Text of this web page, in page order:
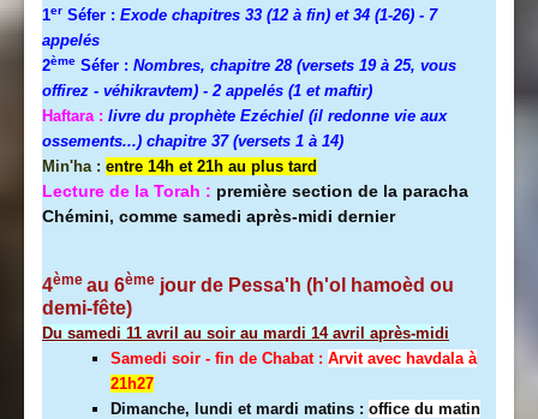
1er Séfer : Exode chapitres 33 (12 à fin) et 34 (1-26) - 7
appelés
2ème Séfer : Nombres, chapitre 28 (versets 19 à 25, vous
offirez - véhikravtem) - 2 appelés (1 et maftir)
Haftara : livre du prophète Ezéchiel (il redonne vie aux
ossements...) chapitre 37 (versets 1 à 14)
Min'ha : entre 14h et 21h au plus tard
Lecture de la Torah : première section de la paracha
Chémini, comme samedi après-midi dernier
4ème au 6ème jour de Pessa'h (h'ol hamoèd ou
demi-fête)
Du samedi 11 avril au soir au mardi 14 avril après-midi
Samedi soir - fin de Chabat : Arvit avec havdala à
21h27
Dimanche, lundi et mardi matins : office du matin